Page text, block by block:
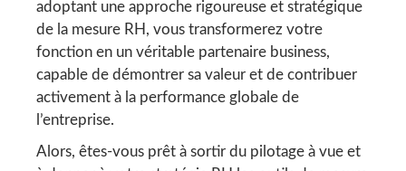
adoptant une approche rigoureuse et stratégique
de la mesure RH, vous transformerez votre
fonction en un véritable partenaire business,
capable de démontrer sa valeur et de contribuer
activement à la performance globale de
l’entreprise.
Alors, êtes-vous prêt à sortir du pilotage à vue et